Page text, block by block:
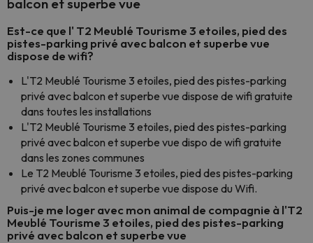
balcon et superbe vue
Est-ce que l' T2 Meublé Tourisme 3 etoiles, pied des
pistes-parking privé avec balcon et superbe vue
dispose de wifi?
L'T2 Meublé Tourisme 3 etoiles, pied des pistes-parking
privé avec balcon et superbe vue dispose de wifi gratuite
dans toutes les installations
L'T2 Meublé Tourisme 3 etoiles, pied des pistes-parking
privé avec balcon et superbe vue dispo de wifi gratuite
dans les zones communes
Le T2 Meublé Tourisme 3 etoiles, pied des pistes-parking
privé avec balcon et superbe vue dispose du Wifi.
Puis-je me loger avec mon animal de compagnie à l'T2
Meublé Tourisme 3 etoiles, pied des pistes-parking
privé avec balcon et superbe vue